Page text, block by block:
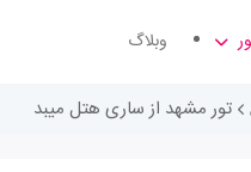
وبلاگ
تور مشهد از ساری هتل میبد